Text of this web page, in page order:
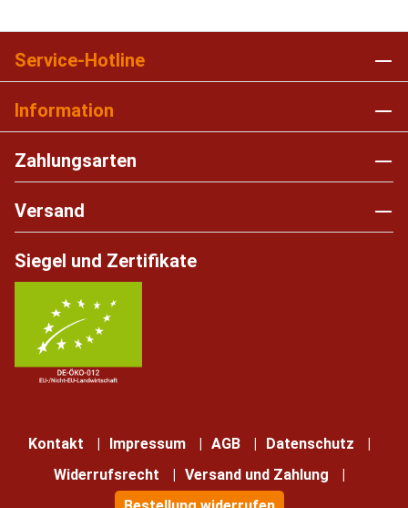
Service-Hotline
Information
Zahlungsarten
Versand
Siegel und Zertifikate
Kontakt Impressum AGB
Datenschutz
Widerrufsrecht
Versand und Zahlung